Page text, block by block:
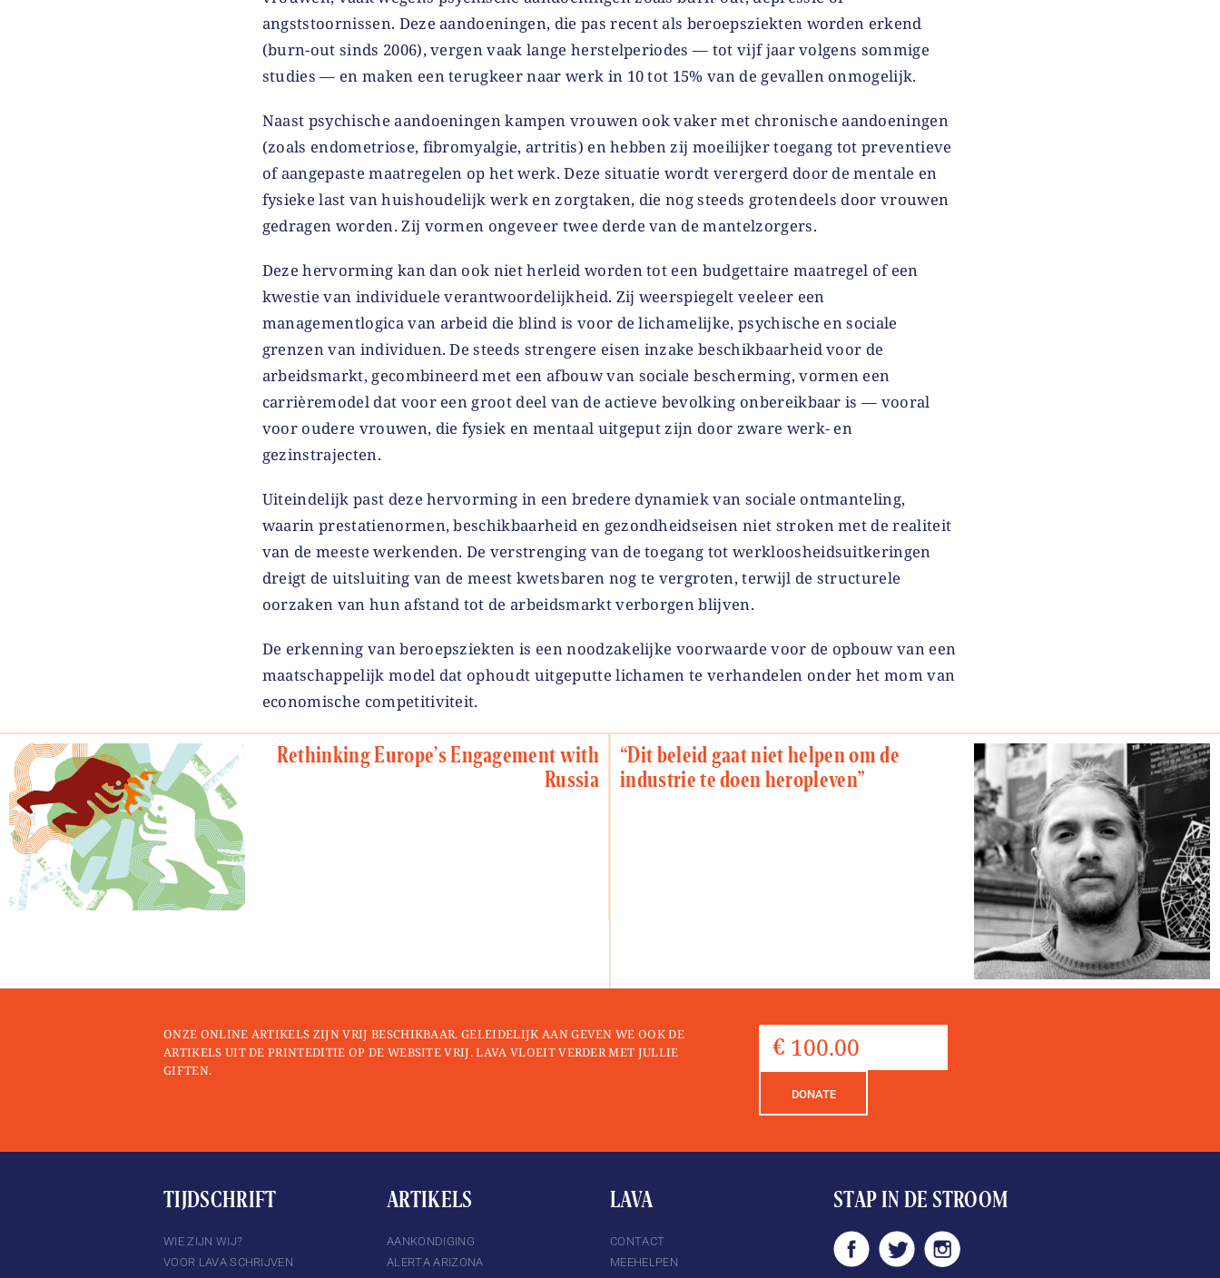
angststoornissen. Deze aandoeningen, die pas recent als beroepsziekten worden erkend
(burn-out sinds 2006), vergen vaak lange herstelperiodes — tot vijf jaar volgens sommige
studies — en maken een terugkeer naar werk in 10 tot 15% van de gevallen onmogelijk.
Naast psychische aandoeningen kampen vrouwen ook vaker met chronische aandoeningen
(zoals endometriose, fibromyalgie, artritis) en hebben zij moeilijker toegang tot preventieve
of aangepaste maatregelen op het werk. Deze situatie wordt verergerd door de mentale en
fysieke last van huishoudelijk werk en zorgtaken, die nog steeds grotendeels door vrouwen
gedragen worden. Zij vormen ongeveer twee derde van de mantelzorgers.
Deze hervorming kan dan ook niet herleid worden tot een budgettaire maatregel of een
kwestie van individuele verantwoordelijkheid. Zij weerspiegelt veeleer een
managementlogica van arbeid die blind is voor de lichamelijke, psychische en sociale
grenzen van individuen. De steeds strengere eisen inzake beschikbaarheid voor de
arbeidsmarkt, gecombineerd met een afbouw van sociale bescherming, vormen een
carrièremodel dat voor een groot deel van de actieve bevolking onbereikbaar is — vooral
voor oudere vrouwen, die fysiek en mentaal uitgeput zijn door zware werk- en
gezinstrajecten.
Uiteindelijk past deze hervorming in een bredere dynamiek van sociale ontmanteling,
waarin prestatienormen, beschikbaarheid en gezondheidseisen niet stroken met de realiteit
van de meeste werkenden. De verstrenging van de toegang tot werkloosheidsuitkeringen
dreigt de uitsluiting van de meest kwetsbaren nog te vergroten, terwijl de structurele
oorzaken van hun afstand tot de arbeidsmarkt verborgen blijven.
De erkenning van beroepsziekten is een noodzakelijke voorwaarde voor de opbouw van een
maatschappelijk model dat ophoudt uitgeputte lichamen te verhandelen onder het mom van
economische competitiviteit.
Rethinking Europe’s Engagement with
Russia
“Dit beleid gaat niet helpen om de
industrie te doen heropleven”
ONZE ONLINE ARTIKELS ZIJN VRIJ BESCHIKBAAR. GELEIDELIJK AAN GEVEN WE OOK DE
ARTIKELS UIT DE PRINTEDITIE OP DE WEBSITE VRIJ. LAVA VLOEIT VERDER MET JULLIE
GIFTEN.
DONATE
TIJDSCHRIFT
WIE ZIJN WIJ?
VOOR LAVA SCHRIJVEN
ARTIKELS
AANKONDIGING
ALERTA ARIZONA
LAVA
CONTACT
MEEHELPEN
STAP IN DE STROOM